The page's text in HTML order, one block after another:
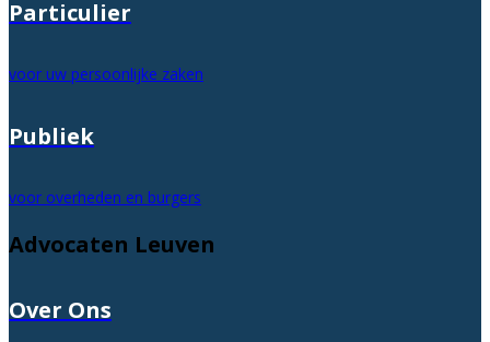
Particulier
voor uw persoonlijke zaken
Publiek
voor overheden en burgers
Advocaten Leuven
Over Ons